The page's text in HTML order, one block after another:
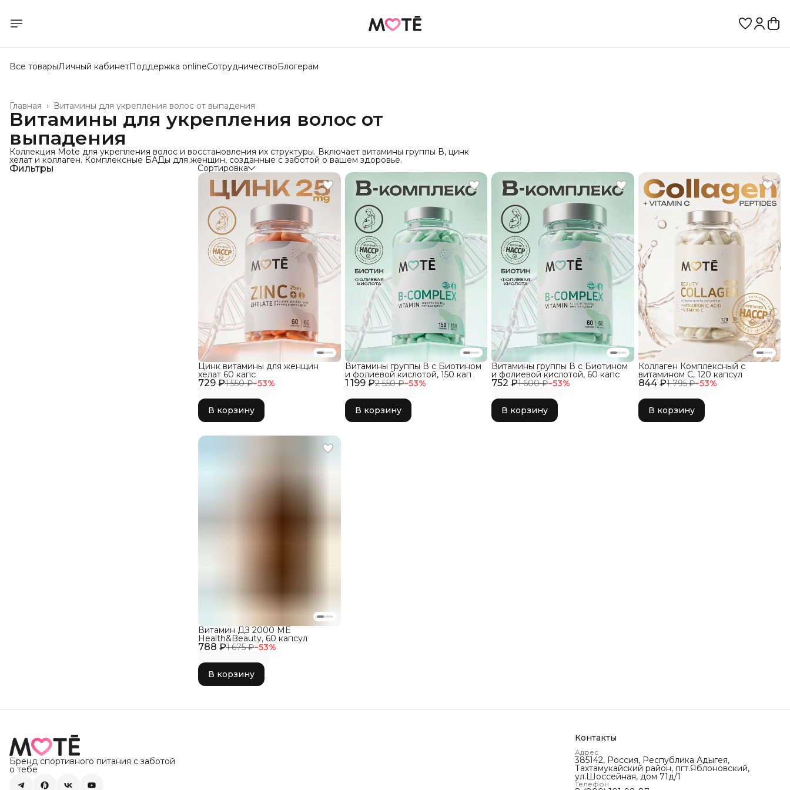
Все товарыЛичный кабинетПоддержка onlineСотрудничествоБлогерам
Витамины для укрепления волос от выпадения
Главная ›
Витамины для укрепления волос от
выпадения
Коллекция Mote для укрепления волос и восстановления их структуры. Включает витамины группы В, цинк
хелат и коллаген. Комплексные БАДы для женщин, созданные с заботой о вашем здоровье.
Фильтры Сортировка
729 ₽1 550 ₽−53%
Цинк витамины для женщин
хелат 60 капс
В корзину
1 199 ₽2 550 ₽−53%
Витамины группы В с Биотином
и фолиевой кислотой, 150 кап
В корзину
752 ₽1 600 ₽−53%
Витамины группы В с Биотином
и фолиевой кислотой, 60 капс
В корзину
844 ₽1 795 ₽−53%
Коллаген Комплексный с
витамином C, 120 капсул
В корзину
788 ₽1 675 ₽−53%
Витамин ДЗ 2000 ME
Health&Beauty, 60 капсул
В корзину
Бренд спортивного питания с заботой
о тебе
Контакты
Адрес
385142, Россия, Республика Адыгея,
Тахтамукайский район, пгт.Яблоновский,
ул.Шоссейная, дом 71д/1
Телефон